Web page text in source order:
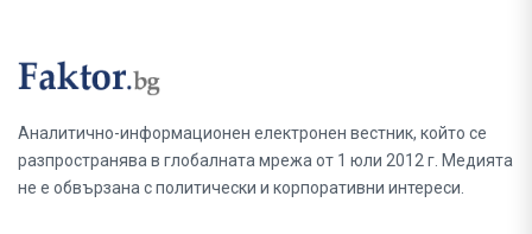
Аналитично-информационен електронен вестник, който се
разпространява в глобалната мрежа от 1 юли 2012 г. Медията
не е обвързана с политически и корпоративни интереси.